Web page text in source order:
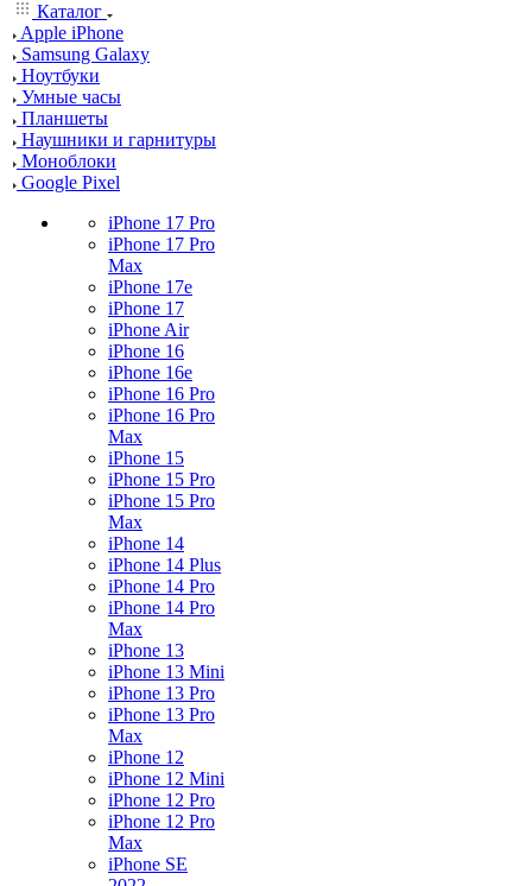
Каталог
Apple iPhone
Samsung Galaxy
Ноутбуки
Умные часы
Планшеты
Наушники и гарнитуры
Моноблоки
Google Pixel
iPhone 17 Pro
iPhone 17 Pro
Max
iPhone 17e
iPhone 17
iPhone Air
iPhone 16
iPhone 16e
iPhone 16 Pro
iPhone 16 Pro
Max
iPhone 15
iPhone 15 Pro
iPhone 15 Pro
Max
iPhone 14
iPhone 14 Plus
iPhone 14 Pro
iPhone 14 Pro
Max
iPhone 13
iPhone 13 Mini
iPhone 13 Pro
iPhone 13 Pro
Max
iPhone 12
iPhone 12 Mini
iPhone 12 Pro
iPhone 12 Pro
Max
iPhone SE